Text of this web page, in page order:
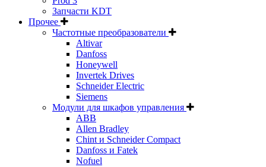
Запчасти KDT
Прочее
Частотные преобразователи
Altivar
Danfoss
Honeywell
Invertek Drives
Schneider Electric
Siemens
Модули для шкафов управления
ABB
Allen Bradley
Chint и Schneider Compact
Danfoss и Fatek
Nofuel